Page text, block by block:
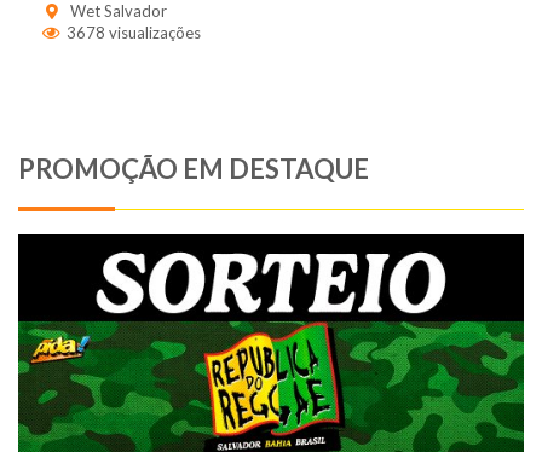
Wet Salvador
3678 visualizações
PROMOÇÃO EM DESTAQUE